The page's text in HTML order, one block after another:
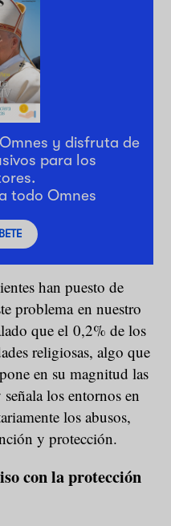
y disfruta de
para los
todo Omnes
han puesto de
problema en nuestro
que el 0,2% de los
religiosas, algo que
en su magnitud las
los entornos en
los abusos,
y protección.
con la protección